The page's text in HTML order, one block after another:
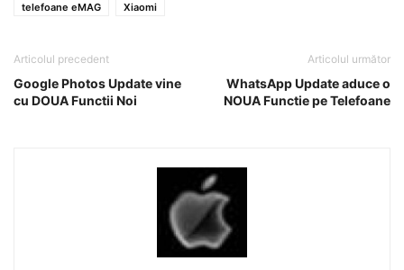
telefoane eMAG
Xiaomi
Articolul precedent
Google Photos Update vine
cu DOUA Functii Noi
Articolul următor
WhatsApp Update aduce o
NOUA Functie pe Telefoane